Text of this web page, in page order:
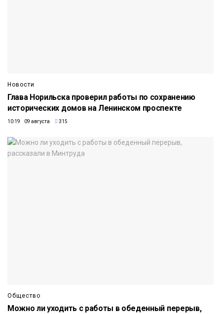
Новости
Глава Норильска проверил работы по сохранению
исторических домов на Ленинском проспекте
10:19 09 августа 315
Общество
Можно ли уходить с работы в обеденный перерыв,